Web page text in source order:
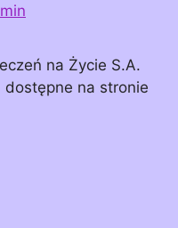
na Życie S.A.
na stronie